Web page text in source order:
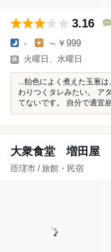
3.16
- ～￥999
火曜日、水曜日
...飴色によく煮えた玉葱
わりつくタレみたい。 ア
てないです。 自分で適宜
大衆食堂 増田屋
匝瑳市 / 旅館・民宿